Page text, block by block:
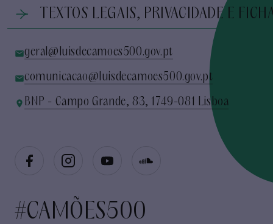
TEXTOS LEGAIS, PRIVACIDADE E
geral@luisdecamoes500.gov.pt
comunicacao@luisdecamoes500.gov.pt
BNP - Campo Grande, 83, 1749-081 Lisboa
#CAMÕES500